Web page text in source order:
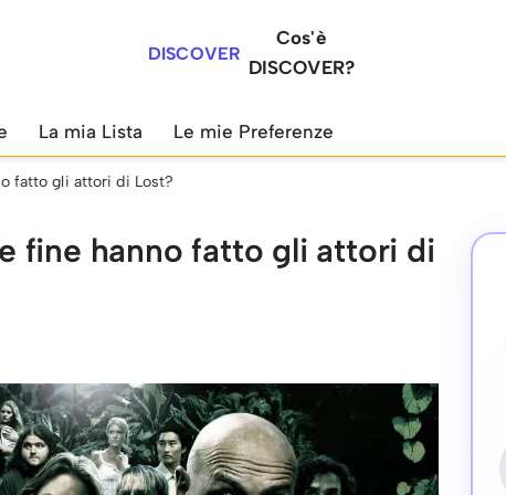
DISCOVER
Cos'è
DISCOVER?
La mia Lista Le mie Preferenze
fatto gli attori di Lost?
fine hanno fatto gli attori di